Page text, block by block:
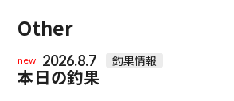
Other
new 2026.8.7 釣果情報
本日の釣果